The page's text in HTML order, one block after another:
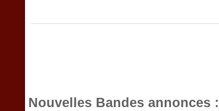
Nouvelles Bandes annonces